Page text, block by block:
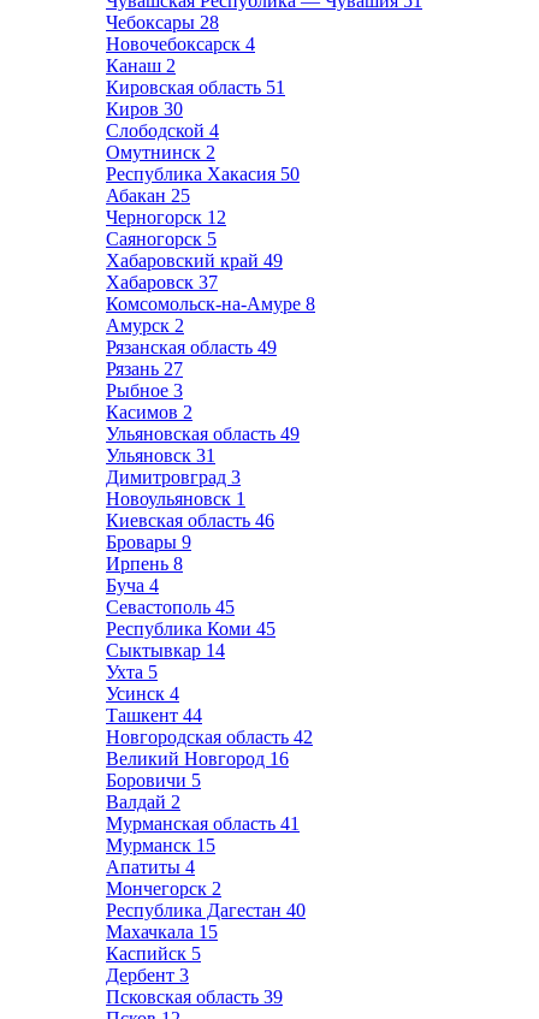
Чебоксары 28
Новочебоксарск 4
Канаш 2
Кировская область 51
Киров 30
Слободской 4
Омутнинск 2
Республика Хакасия 50
Абакан 25
Черногорск 12
Саяногорск 5
Хабаровский край 49
Хабаровск 37
Комсомольск-на-Амуре 8
Амурск 2
Рязанская область 49
Рязань 27
Рыбное 3
Касимов 2
Ульяновская область 49
Ульяновск 31
Димитровград 3
Новоульяновск 1
Киевская область 46
Бровары 9
Ирпень 8
Буча 4
Севастополь 45
Республика Коми 45
Сыктывкар 14
Ухта 5
Усинск 4
Ташкент 44
Новгородская область 42
Великий Новгород 16
Боровичи 5
Валдай 2
Мурманская область 41
Мурманск 15
Апатиты 4
Мончегорск 2
Республика Дагестан 40
Махачкала 15
Каспийск 5
Дербент 3
Псковская область 39